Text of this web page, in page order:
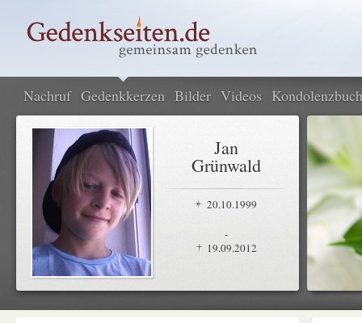
Nachruf Gedenkkerzen Bilder Videos Kondolenzbuch
Jan
Grünwald
20.10.1999
-
19.09.2012